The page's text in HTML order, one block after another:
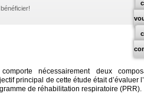
nécessairement deux
principal de cette étude était
de réhabilitation respiratoire (PRR).